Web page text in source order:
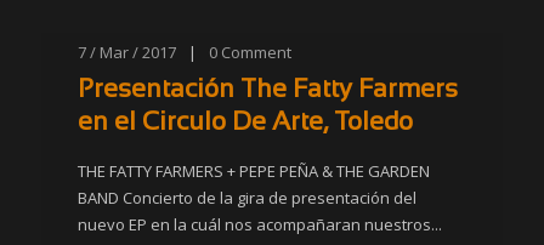
7 / Mar / 2017 | 0 Comment
Presentación The Fatty Farmers
en el Circulo De Arte, Toledo
THE FATTY FARMERS + PEPE PEÑA & THE GARDEN
BAND Concierto de la gira de presentación del
nuevo EP en la cuál nos acompañaran nuestros...